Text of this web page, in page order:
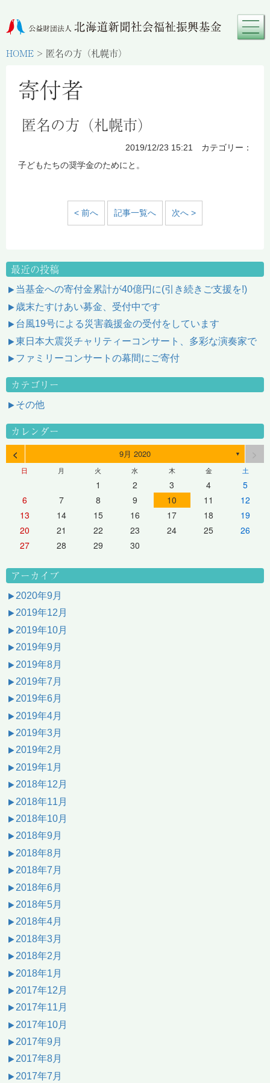
HOME > 匿名の方（札幌市）
寄付者
匿名の方（札幌市）
2019/12/23 15:21 カテゴリー：
子どもたちの奨学金のためにと。
< 前へ 記事一覧へ 次へ >
最近の投稿
当基金への寄付金累計が40億円に(引き続きご支援を!)
歳末たすけあい募金、受付中です
台風19号による災害義援金の受付をしています
東日本大震災チャリティーコンサート、多彩な演奏家で
ファミリーコンサートの幕間にご寄付
カテゴリー
その他
カレンダー
< 9月 2020 ▼
日 月 火 水 木 金 土
1 2 3 4
5
6
7 8 9 10 11
12
13
14 15 16 17 18
19
20
21 22 23 24 25
26
27
28 29 30
アーカイブ
2020年9月
2019年12月
2019年10月
2019年9月
2019年8月
2019年7月
2019年6月
2019年4月
2019年3月
2019年2月
2019年1月
2018年12月
2018年11月
2018年10月
2018年9月
2018年8月
2018年7月
2018年6月
2018年5月
2018年4月
2018年3月
2018年2月
2018年1月
2017年12月
2017年11月
2017年10月
2017年9月
2017年8月
2017年7月